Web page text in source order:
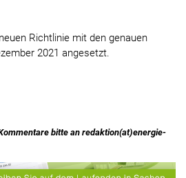
Richtlinie mit den genauen
2021 angesetzt.
bitte an redaktion(at)energie-